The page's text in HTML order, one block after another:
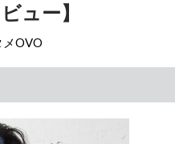
ュー】
メOVO